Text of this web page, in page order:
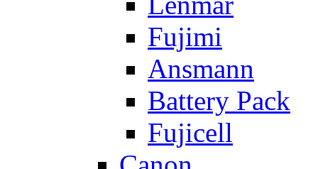
Fujimi
Ansmann
Battery Pack
Fujicell